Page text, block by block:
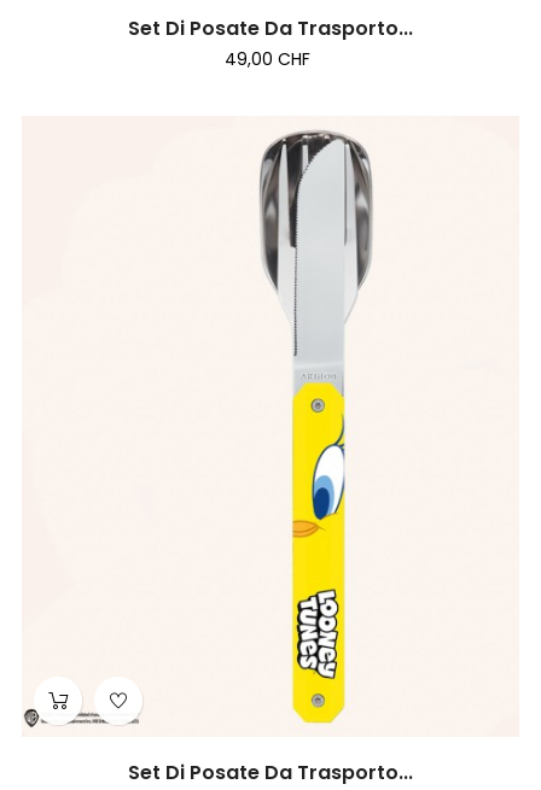
Set Di Posate Da Trasporto...
49,00 CHF
Set Di Posate Da Trasporto...